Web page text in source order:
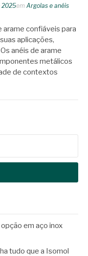
2025em Argolas e anéis
arame confiáveis para
aplicações,
anéis de arame
metálicos
de contextos
em aço inox
tudo que a Isomol